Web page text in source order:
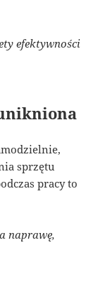
efektywności
sprzętu
pracy to
naprawę,